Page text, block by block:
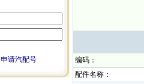
申请汽配号 编码：
配件名称：